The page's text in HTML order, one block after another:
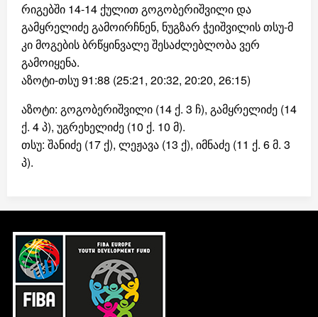
რიგებში 14-14 ქულით გოგობერიშვილი და
გამყრელიძე გამოირჩნენ, ნუგზარ ჭეიშვილის თსუ-მ
კი მოგების ბრწყინვალე შესაძლებლობა ვერ
გამოიყენა.
აზოტი-თსუ 91:88 (25:21, 20:32, 20:20, 26:15)
აზოტი: გოგობერიშვილი (14 ქ. 3 ჩ), გამყრელიძე (14
ქ. 4 პ), უგრეხელიძე (10 ქ. 10 მ).
თსუ: შანიძე (17 ქ), ლეჟავა (13 ქ), იმნაძე (11 ქ. 6 მ. 3
პ).